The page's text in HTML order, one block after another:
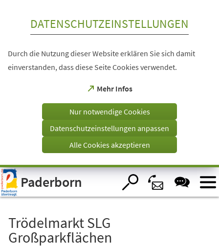
Visuelle
Assistenzsoftware
öffnen.
DATENSCHUTZEINSTELLUNGEN
Durch die Nutzung dieser Website erklären Sie sich damit
einverstanden, dass diese Seite Cookies verwendet.
Mehr Infos
(Öffnet
einem
Tab)
Nur notwendige Cookies
Datenschutzeinstellungen anpassen
Alle Cookies akzeptieren
Paderborn
Trödelmarkt SLG
Großparkflächen